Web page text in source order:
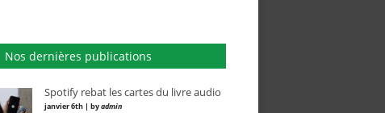
Nos dernières publications
Spotify rebat les cartes du livre audio
janvier 6th | byadmin